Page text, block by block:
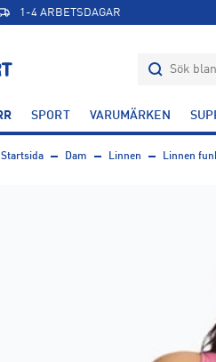
1-4 ARBETSDAGAR
SPORT VARUMÄRKEN
Startsida Dam Linnen Linnen